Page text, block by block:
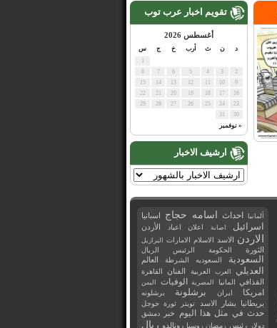
تقويم اخبار عرب توب
أغسطس 2026
د ن ث أرب خ ج س
« نوفمبر
2
3
4
5
6
7
8
9
10
12
13
14
15
16
17
18
19
20
21
22
23
24
25
26
27
28
29
30
31
ارشيف الاخبار
ألمانيا احداث اسامه حجاج اسبانيا
اسرائيل اصابة اعلان اعياد الأردن
الاردن الاسد الاسلام الامارات البرازيل
الثورة الحكومة الرئيس الريال
السعودية السعوديه الشرطة العالم
العديلي العرب العربية الفنان القاهرة
القذافي المانيا المصرية الوفيات اليمن
امريكا ايران برشلونة برشلونه
بريطانيا بشار الاسد تويتر ثورة جوجل
حدث في مثل هذا اليوم خبر
دمشق
دولار
رئيس رمضان روسيا رونالدو ريال